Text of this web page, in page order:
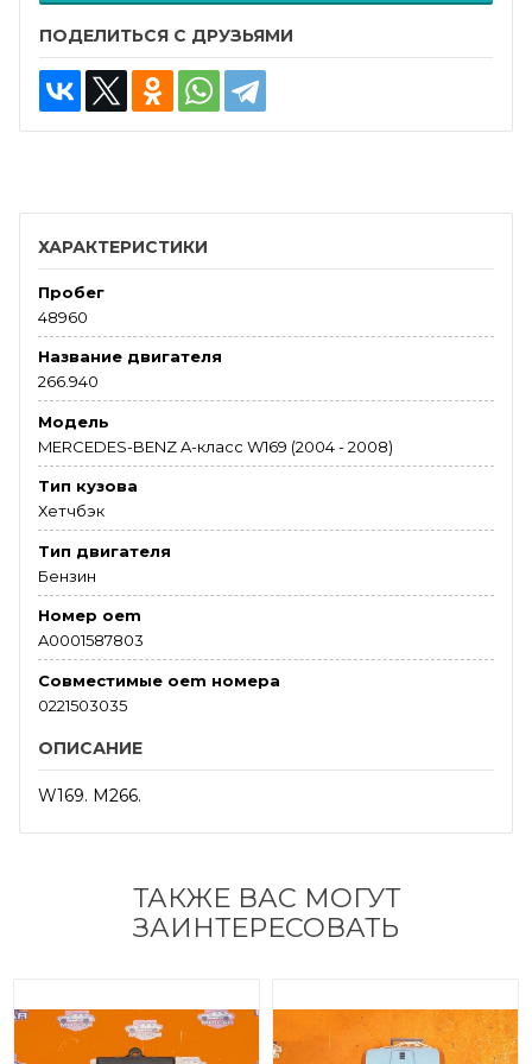
ПОДЕЛИТЬСЯ С ДРУЗЬЯМИ
ХАРАКТЕРИСТИКИ
Пробег
48960
Название двигателя
266.940
Модель
MERCEDES-BENZ A-класс W169 (2004 - 2008)
Тип кузова
Хетчбэк
Тип двигателя
Бензин
Номер oem
A0001587803
Совместимые oem номера
0221503035
ОПИСАНИЕ
W169. M266.
ТАКЖЕ ВАС МОГУТ
ЗАИНТЕРЕСОВАТЬ